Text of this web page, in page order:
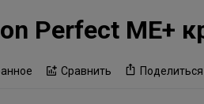
Perfect ME+
Сравнить Поделиться